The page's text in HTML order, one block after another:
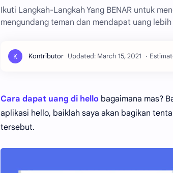
Ikuti Langkah-Langkah Yang BENAR untuk
mengundang teman dan mendapat uang lebih
Cara dapat uang di hello bagaimana mas?
aplikasi hello, baiklah saya akan bagikan
tersebut.